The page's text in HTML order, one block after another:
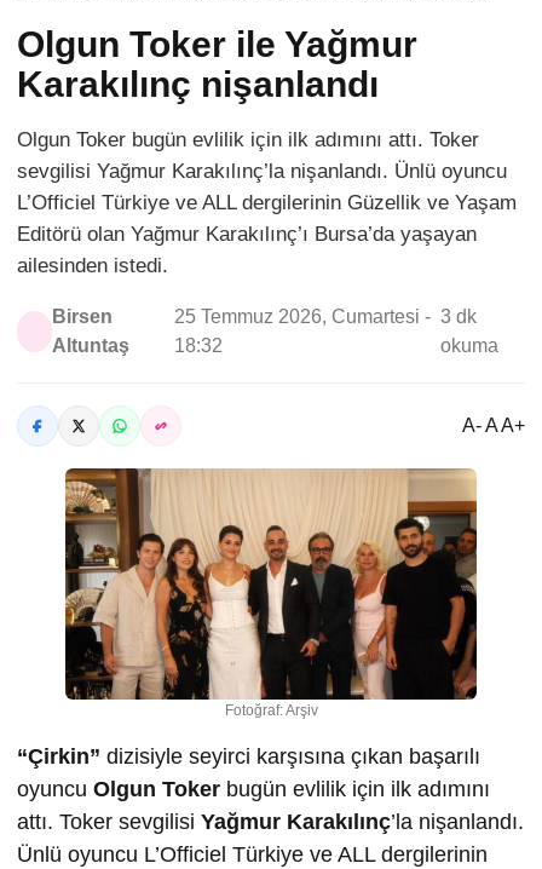
Olgun Toker ile Yağmur
Karakılınç nişanlandı
Olgun Toker bugün evlilik için ilk adımını attı. Toker
sevgilisi Yağmur Karakılınç’la nişanlandı. Ünlü oyuncu
L’Officiel Türkiye ve ALL dergilerinin Güzellik ve Yaşam
Editörü olan Yağmur Karakılınç’ı Bursa’da yaşayan
ailesinden istedi.
Birsen
Altuntaş
25 Temmuz 2026, Cumartesi -
18:32
3 dk
okuma
A- A A+
Fotoğraf: Arşiv
“Çirkin” dizisiyle seyirci karşısına çıkan başarılı
oyuncu Olgun Toker bugün evlilik için ilk adımını
attı. Toker sevgilisi Yağmur Karakılınç’la nişanlandı.
Ünlü oyuncu L’Officiel Türkiye ve ALL dergilerinin